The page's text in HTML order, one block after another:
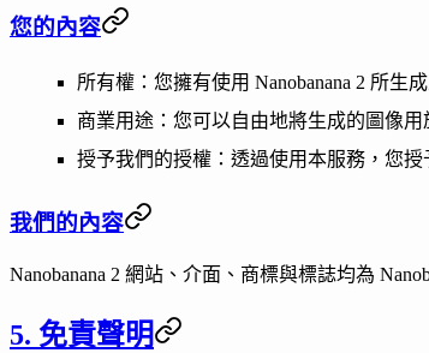
您的內容
所有權 ：您擁有使用 Nanobanana 2 所生
商業用途 ：您可以自由地將生成的圖像用
授予我們的授權 ：透過使用本服務，您
我們的內容
Nanobanana 2 網站、介面、商標與標誌均為
5. 免責聲明